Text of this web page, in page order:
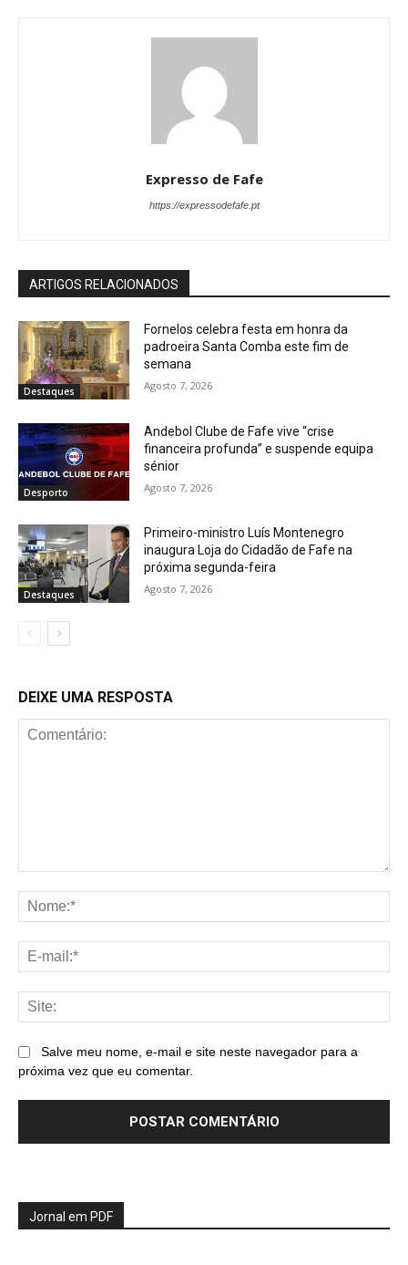
Expresso de Fafe
https://expressodefafe.pt
ARTIGOS RELACIONADOS
Destaques
Fornelos celebra festa em honra da
padroeira Santa Comba este fim de
semana
Agosto 7, 2026
Desporto
Andebol Clube de Fafe vive “crise
financeira profunda” e suspende equipa
sénior
Agosto 7, 2026
Destaques
Primeiro-ministro Luís Montenegro
inaugura Loja do Cidadão de Fafe na
próxima segunda-feira
Agosto 7, 2026
DEIXE UMA RESPOSTA
Salve meu nome, e-mail e site neste navegador para a
próxima vez que eu comentar.
Jornal em PDF